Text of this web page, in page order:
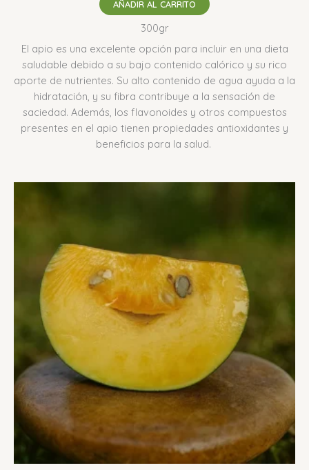
AÑADIR AL CARRITO
300gr
El apio es una excelente opción para incluir en una dieta
saludable debido a su bajo contenido calórico y su rico
aporte de nutrientes. Su alto contenido de agua ayuda a la
hidratación, y su fibra contribuye a la sensación de
saciedad. Además, los flavonoides y otros compuestos
presentes en el apio tienen propiedades antioxidantes y
beneficios para la salud.